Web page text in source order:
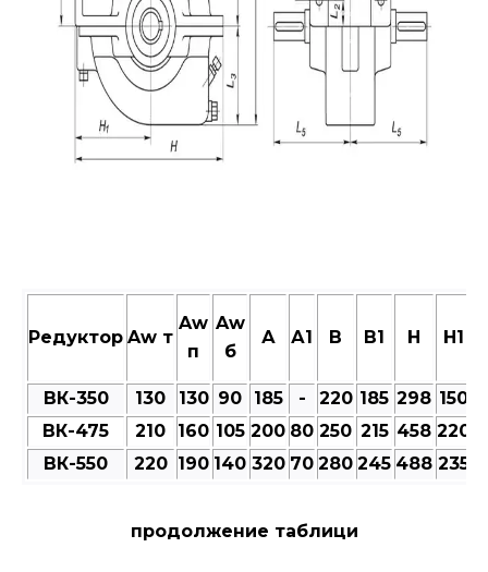
Редуктор Aw т
Aw
п
Aw
б
А А1 В В1 Н Н1
ВК-350 130 130 90 185 - 220 185 298 150
ВК-475
210 160 105 200 80 250 215 458 220
ВК-550
220 190 140 320 70 280 245 488 235
продолжение таблици